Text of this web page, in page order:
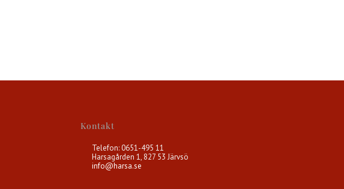
Kontakt
Telefon: 0651-495 11
Harsagården 1, 827 53 Järvsö
info@harsa.se